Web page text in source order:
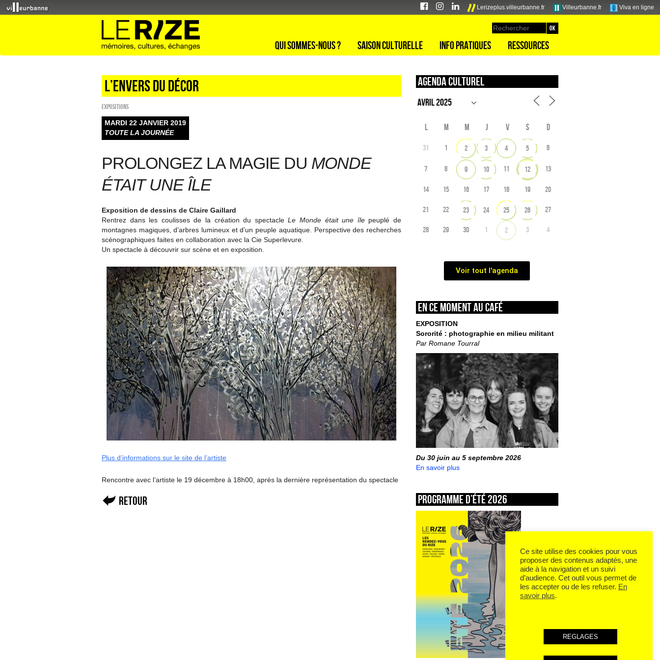
Lerizeplus.villeurbanne.fr Villeurbanne.fr Viva en ligne
Qui sommes-nous ? Saison culturelle Info pratiques Ressources
L’envers du décor
EXPOSITIONS
MARDI 22 JANVIER 2019
TOUTE LA JOURNÉE
PROLONGEZ LA MAGIE DU MONDE
ÉTAIT UNE ÎLE
Exposition de dessins de Claire Gaillard
Rentrez dans les coulisses de la création du spectacleLe Monde était une îlepeuplé de
montagnes magiques, d’arbres lumineux et d’un peuple aquatique. Perspective des recherches
scénographiques faites en collaboration avec la Cie Superlevure.
Un spectacle à découvrir sur scène et en exposition.
Plus d’informations sur le site de l’artiste
Rencontre avec l’artiste le 19 décembre à 18h00, après la dernière représentation du spectacle
Retour
Agenda culturel
L M M J V S D
31 1 2 3 4 5 6
7 8 9 10 11 12 13
14 15 16 17 18 19 20
21 22 23 24 25 26 27
28 29 30 1 2 3 4
Voir tout l'agenda
En ce moment au café
EXPOSITION
Sororité : photographie en milieu militant
Par Romane Tourral
Du 30 juin au 5 septembre 2026
En savoir plus
Programme d’été 2026
Ce site utilise des cookies pour vous
proposer des contenus adaptés, une
aide à la navigation et un suivi
d’audience. Cet outil vous permet de
les accepter ou de les refuser. En
savoir plus.
REGLAGES